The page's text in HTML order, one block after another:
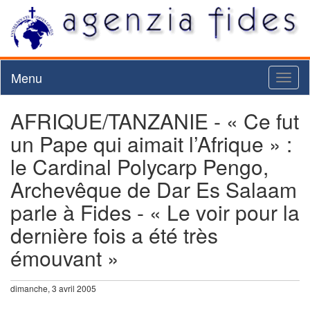
Menu
AFRIQUE/TANZANIE - « Ce fut
un Pape qui aimait l’Afrique » :
le Cardinal Polycarp Pengo,
Archevêque de Dar Es Salaam
parle à Fides - « Le voir pour la
dernière fois a été très
émouvant »
dimanche, 3 avril 2005